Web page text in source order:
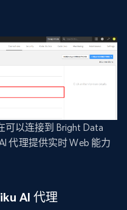
可以连接到 Bright Data
代理提供实时 Web 能力
AI 代理